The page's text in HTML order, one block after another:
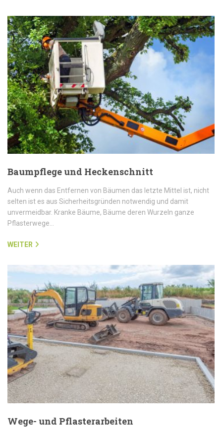
Baumpflege und Heckenschnitt
Auch wenn das Entfernen von Bäumen das letzte Mittel ist, nicht
selten ist es aus Sicherheitsgründen notwendig und damit
unvermeidbar. Kranke Bäume, Bäume deren Wurzeln ganze
Pflasterwege…
WEITER
Wege- und Pflasterarbeiten